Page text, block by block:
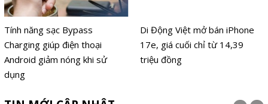
Tính năng sạc Bypass
Charging giúp điện thoại
Android giảm nóng khi sử
dụng
Di Động Việt mở bán iPhone
17e, giá cuối chỉ từ 14,39
triệu đồng